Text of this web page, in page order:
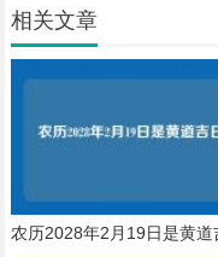
相关文章
农历2028年2月19日是黄道